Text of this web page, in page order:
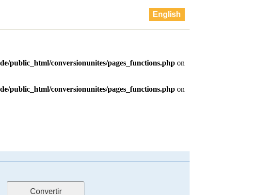
English